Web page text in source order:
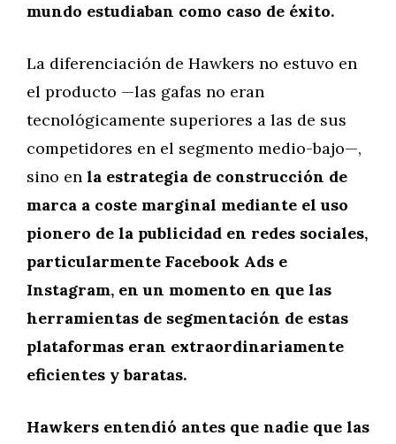
mundo estudiaban como caso de éxito.
La diferenciación de Hawkers no estuvo en
el producto —las gafas no eran
tecnológicamente superiores a las de sus
competidores en el segmento medio-bajo—,
sino en la estrategia de construcción de
marca a coste marginal mediante el uso
pionero de la publicidad en redes sociales,
particularmente Facebook Ads e
Instagram, en un momento en que las
herramientas de segmentación de estas
plataformas eran extraordinariamente
eficientes y baratas.
Hawkers entendió antes que nadie que las